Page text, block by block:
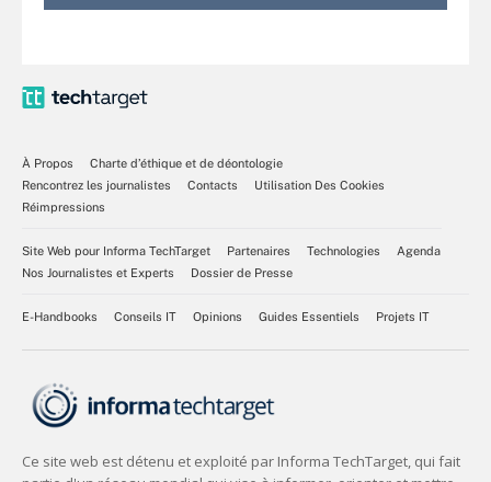
À Propos
Charte d’éthique et de déontologie
Rencontrez les journalistes
Contacts
Utilisation Des Cookies
Réimpressions
Site Web pour Informa TechTarget Partenaires Technologies
Agenda
Nos Journalistes et Experts
Dossier de Presse
E-Handbooks Conseils IT Opinions Guides Essentiels Projets IT